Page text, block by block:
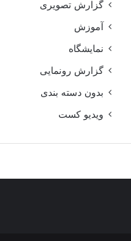
گزارش تصویری
آموزش
نمایشگاه
گزارش رونمایی
بدون دسته بندی
ویدیو کست